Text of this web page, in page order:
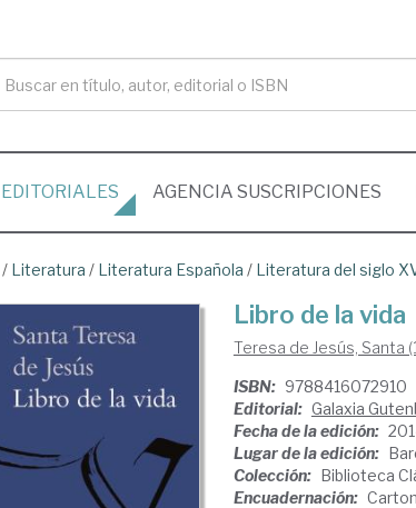
EDITORIALES AGENCIA SUSCRIPCIONES
/ Literatura / Literatura Española / Literatura del siglo
Libro de la vida
Teresa de Jesús, Santa
ISBN: 9788416072910
Editorial: Galaxia
Fecha de la edición:
Lugar de la edición:
Colección: Biblioteca
Encuadernación: